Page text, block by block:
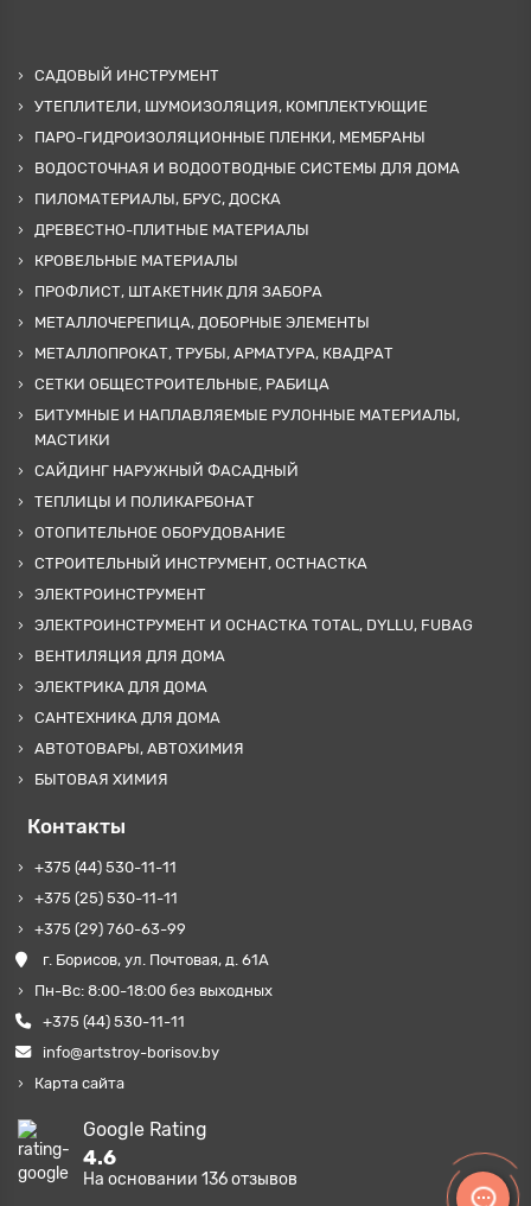
САДОВЫЙ ИНСТРУМЕНТ
УТЕПЛИТЕЛИ, ШУМОИЗОЛЯЦИЯ, КОМПЛЕКТУЮЩИЕ
ПАРО-ГИДРОИЗОЛЯЦИОННЫЕ ПЛЕНКИ, МЕМБРАНЫ
ВОДОСТОЧНАЯ И ВОДООТВОДНЫЕ СИСТЕМЫ ДЛЯ ДОМА
ПИЛОМАТЕРИАЛЫ, БРУС, ДОСКА
ДРЕВЕСТНО-ПЛИТНЫЕ МАТЕРИАЛЫ
КРОВЕЛЬНЫЕ МАТЕРИАЛЫ
ПРОФЛИСТ, ШТАКЕТНИК ДЛЯ ЗАБОРА
МЕТАЛЛОЧЕРЕПИЦА, ДОБОРНЫЕ ЭЛЕМЕНТЫ
МЕТАЛЛОПРОКАТ, ТРУБЫ, АРМАТУРА, КВАДРАТ
СЕТКИ ОБЩЕСТРОИТЕЛЬНЫЕ, РАБИЦА
БИТУМНЫЕ И НАПЛАВЛЯЕМЫЕ РУЛОННЫЕ МАТЕРИАЛЫ,
МАСТИКИ
САЙДИНГ НАРУЖНЫЙ ФАСАДНЫЙ
ТЕПЛИЦЫ И ПОЛИКАРБОНАТ
ОТОПИТЕЛЬНОЕ ОБОРУДОВАНИЕ
СТРОИТЕЛЬНЫЙ ИНСТРУМЕНТ, ОСТНАСТКА
ЭЛЕКТРОИНСТРУМЕНТ
ЭЛЕКТРОИНСТРУМЕНТ И ОСНАСТКА TOTAL, DYLLU, FUBAG
ВЕНТИЛЯЦИЯ ДЛЯ ДОМА
ЭЛЕКТРИКА ДЛЯ ДОМА
САНТЕХНИКА ДЛЯ ДОМА
АВТОТОВАРЫ, АВТОХИМИЯ
БЫТОВАЯ ХИМИЯ
Контакты
+375 (44) 530-11-11
+375 (25) 530-11-11
+375 (29) 760-63-99
г. Борисов, ул. Почтовая, д. 61А
Пн-Вс: 8:00-18:00 без выходных
+375 (44) 530-11-11
info@artstroy-borisov.by
Карта сайта
Google Rating
4.6
На основании 136отзывов